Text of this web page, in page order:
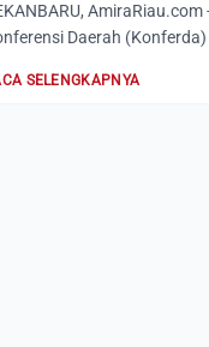
Daerah
SELENGKAPNYA